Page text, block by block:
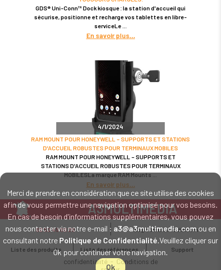
Merci de prendre en considération que ce site utilise des cookies
afin de vous permettre une navigation optimisé pour vos besoins.
En cas de besoin d'informations supplémentaires, vous pouvez
nous contacter via notre e-mail : a3@a3multimedia.comou en
consultant notre Politique de Confidentialité.Veuillez cliquer sur
Ok pour continuer votre navigation.
Ok
GDS® Uni-Conn™ Dock kiosque : la station d'accueil qui
sécurise, positionne et recharge vos tablettes en libre-
serviceLe
En savoir plus
4/1/2024
RAM MOUNT POUR HONEYWELL – SUPPORTS ET STATIONS
D'ACCUEIL ROBUSTES POUR TERMINAUX MOBILES
RAM MOUNT POUR HONEYWELL – SUPPORTS ET
STATIONS D'ACCUEIL ROBUSTES POUR TERMINAUX
MOBILESLa marque RAM Mounts
En savoir plus
A3MULTIMEDIA
LE SPÉCIALISTE MATÉRIEL ET LOGICIEL CODE BARRE
Intervention sur tout le territoire : Cholet - Nantes - Angers - Rennes - Le
Mans - Bordeaux - Paris - Lille - Brest - Toulouse - Marseille - Poitiers -
Caen - Lyon - Reims - Lorient - Vannes - Quimper - Rouen
02 52 45 00 20 a3@a3multimedia.com
Liste des produits Liste des références Support
Mentions légales-Politique de
confidentialité - Conditions de